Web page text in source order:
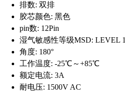
排数: 双排
胶芯颜色: 黑色
pin数: 12Pin
湿气敏感性等级MSD: LEVEL 1
角度: 180°
工作温度: -25℃～+85℃
额定电流: 3A
耐电压: 1500V AC